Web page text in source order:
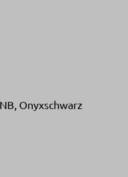
Onyxschwarz